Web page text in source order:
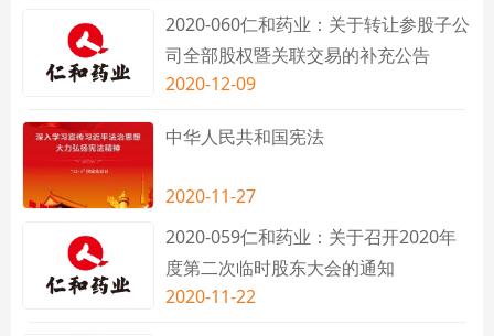
2020-060仁和药业：关于转让参股子公
司全部股权暨关联交易的补充公告
2020-12-09
中华人民共和国宪法
2020-11-27
2020-059仁和药业：关于召开2020年
度第二次临时股东大会的通知
2020-11-22